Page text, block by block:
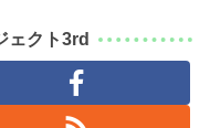
ェクト3rd